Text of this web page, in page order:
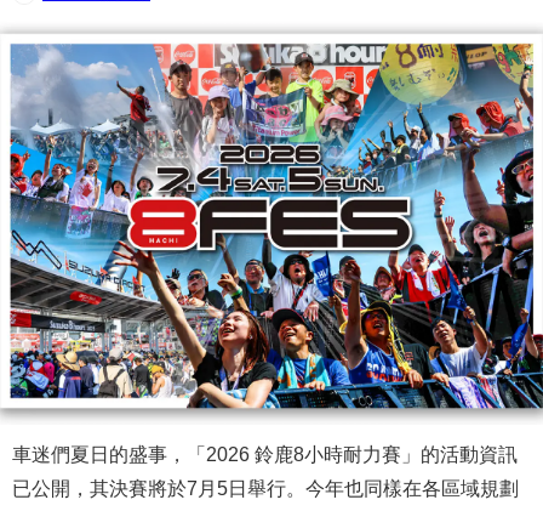
車迷們夏日的盛事，「2026 鈴鹿8小時耐力賽」的活動資訊
已公開，其決賽將於7月5日舉行。今年也同樣在各區域規劃